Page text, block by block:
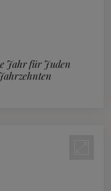
Jahr für Juden